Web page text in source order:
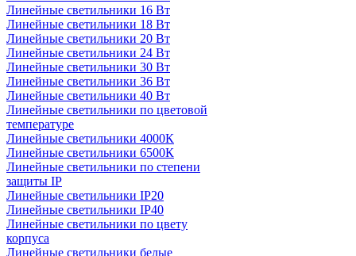
Линейные светильники 16 Вт
Линейные светильники 18 Вт
Линейные светильники 20 Вт
Линейные светильники 24 Вт
Линейные светильники 30 Вт
Линейные светильники 36 Вт
Линейные светильники 40 Вт
Линейные светильники по цветовой
температуре
Линейные светильники 4000К
Линейные светильники 6500К
Линейные светильники по степени
защиты IP
Линейные светильники IP20
Линейные светильники IP40
Линейные светильники по цвету
корпуса
Линейные светильники белые